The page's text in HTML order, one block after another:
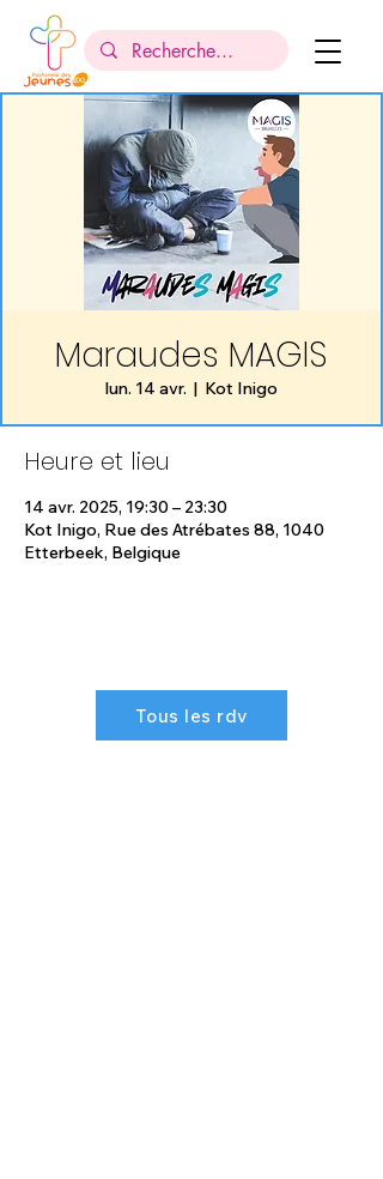
Maraudes MAGIS
lun. 14 avr.
  |
Kot Inigo
Heure et lieu
14 avr. 2025, 19:30 – 23:30
Kot Inigo, Rue des Atrébates 88, 1040
Etterbeek, Belgique
Tous les rdv